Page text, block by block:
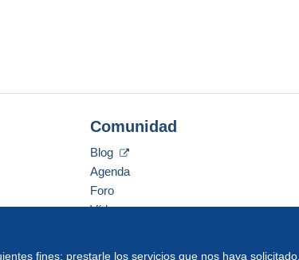
fines: prestarle los servicios que nos haya
Comunidad
Blog
Agenda
Foro
Vídeos